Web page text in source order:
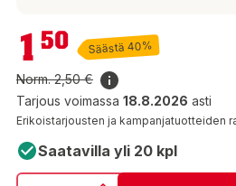
1,50 €
1 50 Säästä 40%
Norm.2,50 €
Tarjous voimassa 18.8.2026 asti
Erikoistarjousten ja kampanjatuotteiden
Saatavilla yli 20 kpl